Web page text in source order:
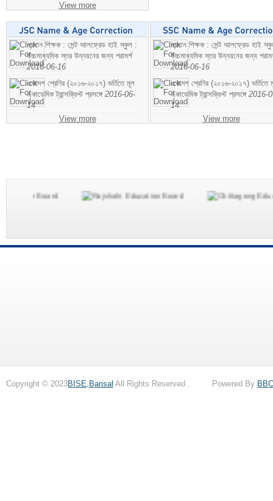
View more
প্রধান শিক্ষক : সেন্ট আলফ্রেড হাই স্কুল :
উচ্চমাধ্যমিক স্তর উন্নয়নের জন্য পরামর্শ
2016-06-16
একাদশ শ্রেণির (২০১৬-২০১৭) ভর্তিতে মূল
একাডেমিক ট্রান্সক্রিপ্ট প্রসঙ্গে 2016-06-
14
View more
প্রধান শিক্ষক : সেন্ট আলফ্রেড হাই
উচ্চমাধ্যমিক স্তর উন্নয়নের জন্য
2016-06-16
একাদশ শ্রেণির (২০১৬-২০১৭) ভর্তিতে
একাডেমিক ট্রান্সক্রিপ্ট প্রসঙ্গে 2016-
14
View more
Copyright © 2023BISE,Barisal All Rights Reserved . Powered By